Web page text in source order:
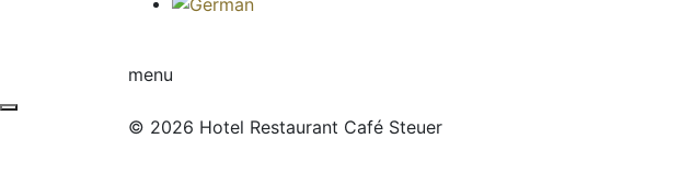
menu
© 2026 Hotel Restaurant Café Steuer